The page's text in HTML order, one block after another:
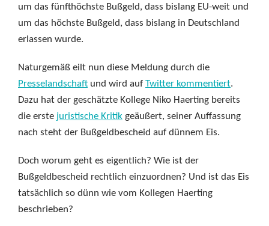
um das fünfthöchste Bußgeld, dass bislang EU-weit und
um das höchste Bußgeld, dass bislang in Deutschland
erlassen wurde.
Naturgemäß eilt nun diese Meldung durch die
Presselandschaft und wird auf Twitter kommentiert.
Dazu hat der geschätzte Kollege Niko Haerting bereits
die erste juristische Kritik geäußert, seiner Auffassung
nach steht der Bußgeldbescheid auf dünnem Eis.
Doch worum geht es eigentlich? Wie ist der
Bußgeldbescheid rechtlich einzuordnen? Und ist das Eis
tatsächlich so dünn wie vom Kollegen Haerting
beschrieben?